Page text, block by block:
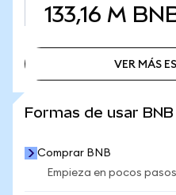
133,16 M
VER MÁS
Formas de usar
Comprar BNB
Empieza en pocos